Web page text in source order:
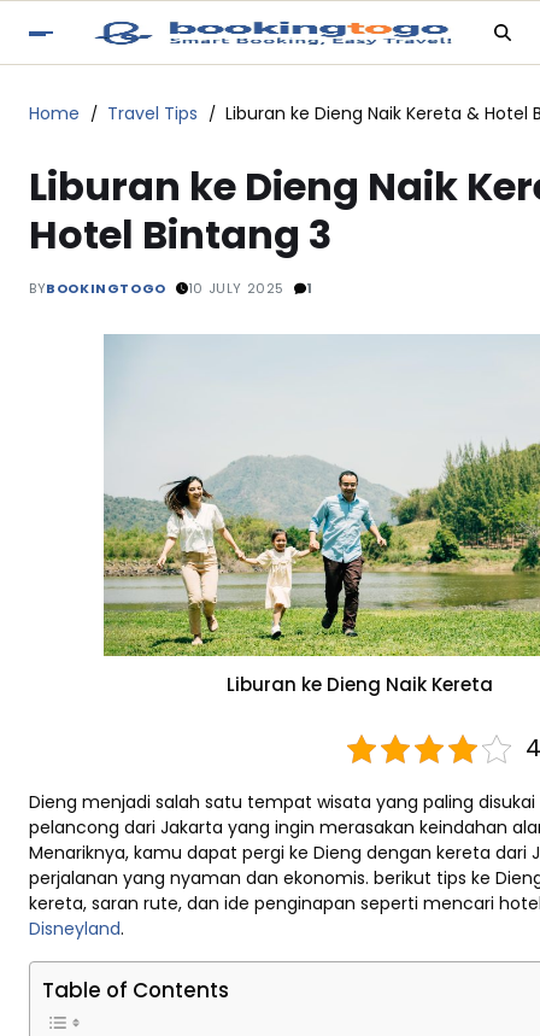
Home Travel Tips Liburan ke Dieng Naik Kereta & Hotel
Liburan ke Dieng Naik
Hotel Bintang 3
BYBOOKINGTOGO 10 JULY 2025 1
Liburan ke Dieng Naik Kereta
Dieng menjadi salah satu tempat wisata yang paling
pelancong dari Jakarta yang ingin merasakan keindahan
Menariknya, kamu dapat pergi ke Dieng dengan kereta dari
perjalanan yang nyaman dan ekonomis. berikut tips ke
kereta, saran rute, dan ide penginapan seperti mencari
Disneyland.
Table of Contents